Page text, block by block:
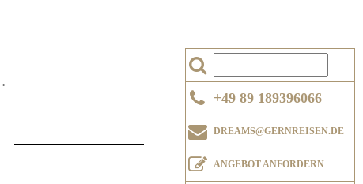
+49 89 189396066
DREAMS@GERNREISEN.DE
ANGEBOT ANFORDERN